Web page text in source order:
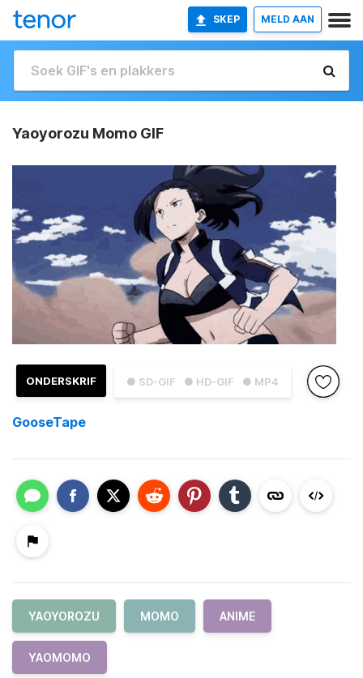
SKEP MELD AAN
Yaoyorozu Momo GIF
● SD-GIF ● HD-GIF ● MP4
ONDERSKRIF
GooseTape
YAOYOROZU MOMO ANIME
YAOMOMO